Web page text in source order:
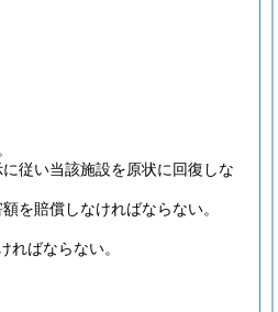
従い当該施設を原状に回復しな
を賠償しなければならない。
ばならない。